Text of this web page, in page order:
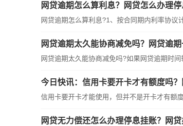
网贷逾期怎么算利息？网贷怎么办理停
网贷逾期怎么算利息?1、按合同期内利率协议
网贷逾期太久能协商减免吗？网贷逾
网贷逾期太久能协商减免吗?如果网贷逾期时间
今日快讯：信用卡要开卡才有额度吗？
信用卡要开卡才能使用，但并不是开卡才有额
网贷无力偿还怎么办理停息挂账？网